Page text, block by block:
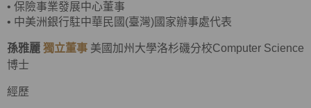
• 保險事業發展中心董事
• 中美洲銀行駐中華民國(臺灣)國家辦事處代表
孫雅麗 獨立董事 美國加州大學洛杉磯分校Computer Science
博士
經歷